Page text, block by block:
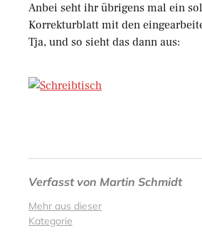
Anbei seht ihr übrigens mal ein
Korrekturblatt mit den
Tja, und so sieht das dann aus:
Verfasst von Martin Schmidt
Mehr aus dieser
Kategorie